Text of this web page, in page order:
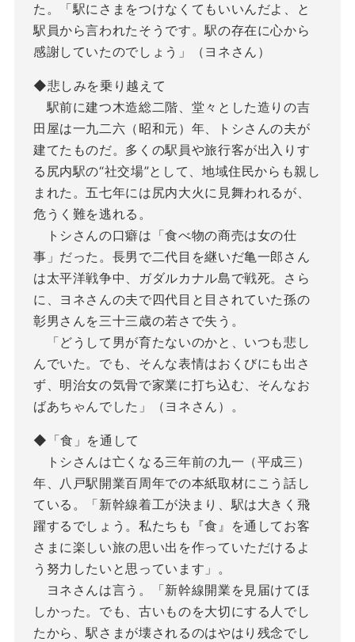
た。「駅にさまをつけなくてもいいんだよ、と
駅員から言われたそうです。駅の存在に心から
感謝していたのでしょう」（ヨネさん）
◆悲しみを乗り越えて
駅前に建つ木造総二階、堂々とした造りの吉
田屋は一九二六（昭和元）年、トシさんの夫が
建てたものだ。多くの駅員や旅行客が出入りす
る尻内駅の“社交場”として、地域住民からも親し
まれた。五七年には尻内大火に見舞われるが、
危うく難を逃れる。
トシさんの口癖は「食べ物の商売は女の仕
事」だった。長男で二代目を継いだ亀一郎さん
は太平洋戦争中、ガダルカナル島で戦死。さら
に、ヨネさんの夫で四代目と目されていた孫の
彰男さんを三十三歳の若さで失う。
「どうして男が育たないのかと、いつも悲し
んでいた。でも、そんな表情はおくびにも出さ
ず、明治女の気骨で家業に打ち込む、そんなお
ばあちゃんでした」（ヨネさん）。
◆「食」を通して
トシさんは亡くなる三年前の九一（平成三）
年、八戸駅開業百周年での本紙取材にこう話し
ている。「新幹線着工が決まり、駅は大きく飛
躍するでしょう。私たちも『食』を通してお客
さまに楽しい旅の思い出を作っていただけるよ
う努力したいと思っています」。
ヨネさんは言う。「新幹線開業を見届けてほ
しかった。でも、古いものを大切にする人でし
たから、駅さまが壊されるのはやはり残念でし